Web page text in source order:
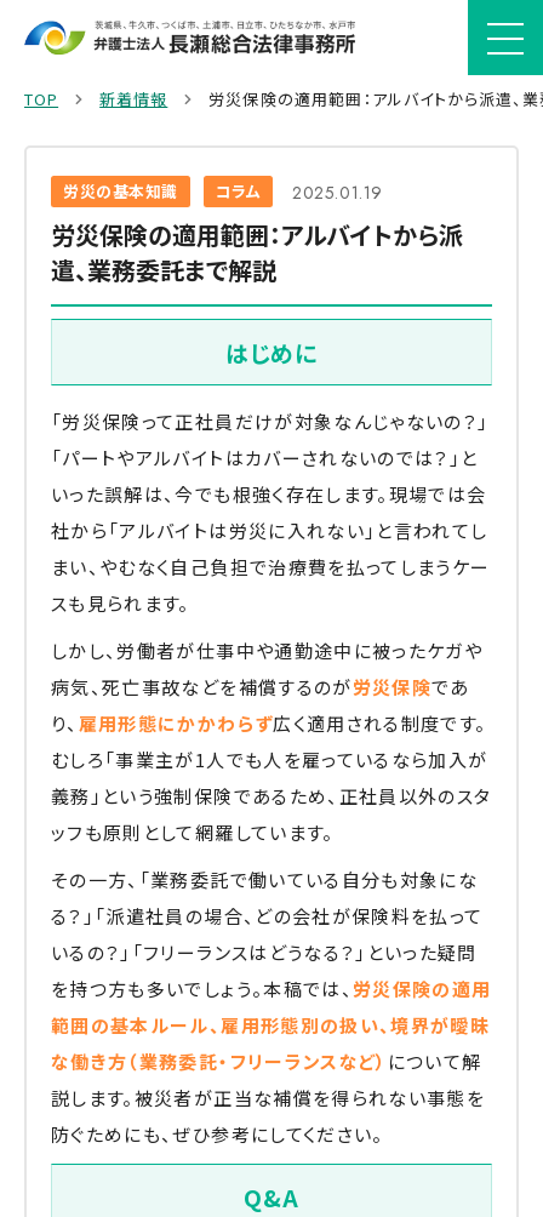
TOP 新着情報 労災保険の適用範囲：アルバイトから派遣、
労災の基本知識 コラム 2025.01.19
労災保険の適用範囲：アルバイトから派
遣、業務委託まで解説
はじめに
「労災保険って正社員だけが対象なんじゃないの？」
「パートやアルバイトはカバーされないのでは？」と
いった誤解は、今でも根強く存在します。現場では会
社から「アルバイトは労災に入れない」と言われてし
まい、やむなく自己負担で治療費を払ってしまうケー
スも見られます。
しかし、労働者が仕事中や通勤途中に被ったケガや
病気、死亡事故などを補償するのが労災保険であ
り、 雇用形態にかかわらず広く適用される制度です。
むしろ「事業主が1人でも人を雇っているなら加入が
義務」という強制保険であるため、正社員以外のスタ
ッフも原則として網羅しています。
その一方、「業務委託で働いている自分も対象にな
る？」「派遣社員の場合、どの会社が保険料を払って
いるの？」「フリーランスはどうなる？」といった疑問
を持つ方も多いでしょう。本稿では、 労災保険の適用
範囲の基本ルール、雇用形態別の扱い、境界が曖昧
な働き方（業務委託・フリーランスなど） について解
説します。被災者が正当な補償を得られない事態を
防ぐためにも、ぜひ参考にしてください。
Q&A